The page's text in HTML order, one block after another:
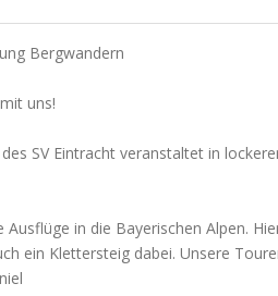
Bergwandern
uns!
SV Eintracht veranstaltet in
Ausflüge in die Bayerischen Alpen.
ein Klettersteig dabei. Unsere